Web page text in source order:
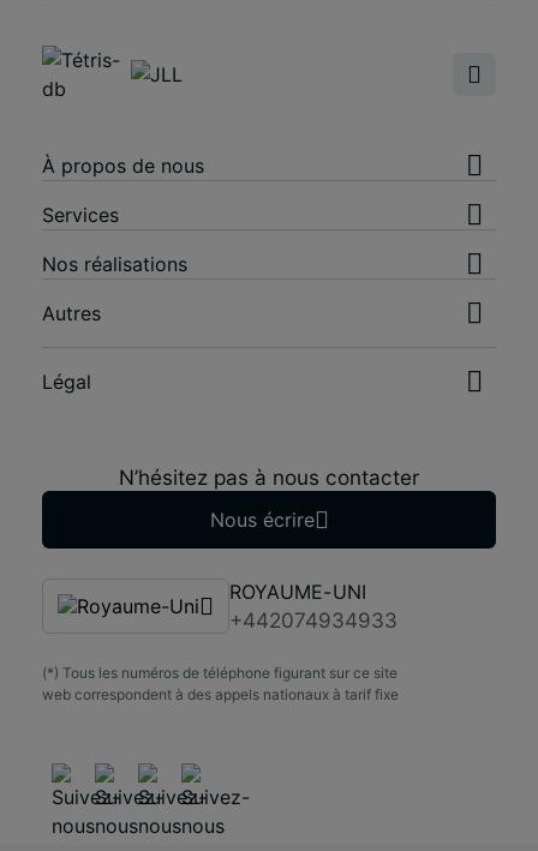
À propos de nous
Services
Nos réalisations
Autres
Légal
N’hésitez pas à nous contacter
Nous écrire
ROYAUME-UNI
+442074934933
(*) Tous les numéros de téléphone figurant sur ce site
web correspondent à des appels nationaux à tarif fixe